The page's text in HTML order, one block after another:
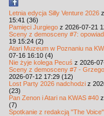
Letnia edycja Silly Venture 2026
15:41 (36)
Pamięci Jurgiego z 2026-07-21
Sceny z demosceny #7:
19 15:24 (2)
Atari Muzeum w Poznaniu na
07-16 16:10 (4)
Nie żyje kolega Pecuś z 2026-
Sceny z demosceny #7 -
2026-07-12 17:29 (12)
Lost Party 2026 nadchodzi z
(23)
Pan Zenon i Atari na KWAS #40
(7)
Spotkanie z redakcją "The Voice"